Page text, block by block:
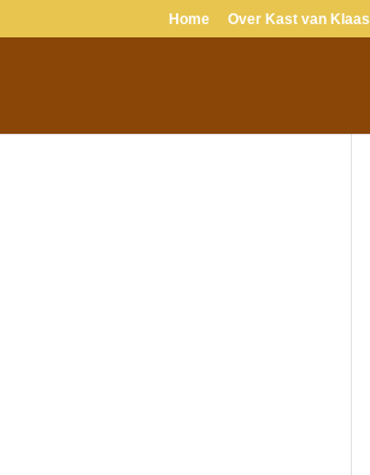
Home Over Kast van Klaas